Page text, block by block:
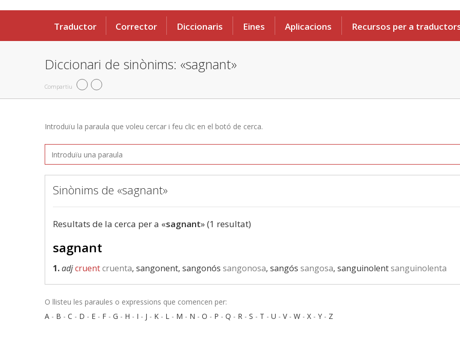
Traductor Corrector Diccionaris Eines Aplicacions Recursos per a
Diccionari de sinònims: «sagnant»
Compartiu
Introduïu la paraula que voleu cercar i feu clic en el botó de cerca.
Sinònims de «sagnant»
Resultats de la cerca per a «sagnant» (1 resultat)
sagnant
1.adjcruentcruenta, sangonent, sangonós sangonosa, sangós sangosa, sanguinolentsanguinolenta
O llisteu les paraules o expressions que comencen per:
A - B - C - D - E - F - G - H - I - J - K - L - M - N - O - P - Q - R - S - T - U - V- W - X - Y - Z